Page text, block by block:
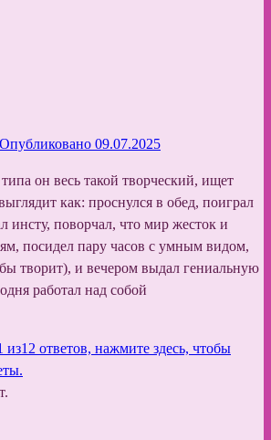
Опубликовано 09.07.2025
он весь такой творческий, ищет
как: проснулся в обед, поиграл
инсту, поворчал, что мир жесток и
посидел пару часов с умным видом,
творит), и вечером выдал гениальную
работал над собой
ответов, нажмите здесь, чтобы